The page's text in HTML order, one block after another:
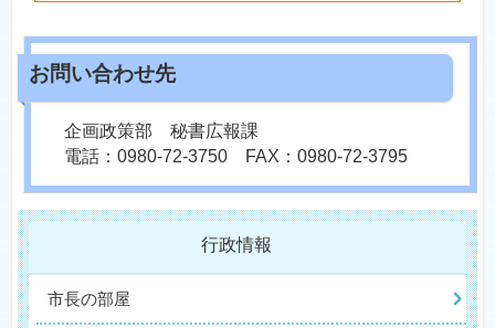
企画政策部 秘書広報課
電話：0980-72-3750 FAX：0980-72-3795
行政情報
市長の部屋